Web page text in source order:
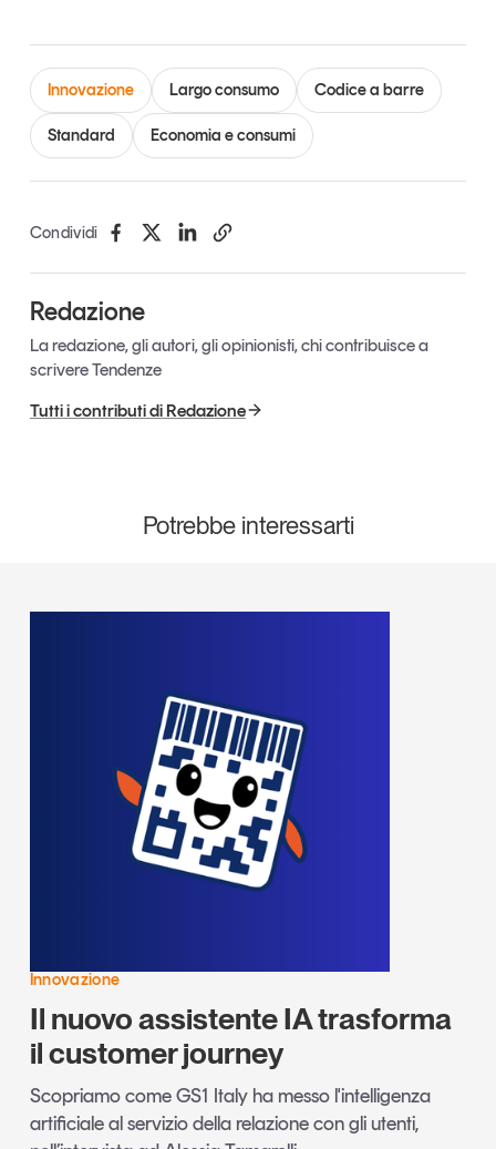
Innovazione Largo consumo Codice a barre
Standard Economia e consumi
Condividi
Redazione
La redazione, gli autori, gli opinionisti, chi contribuisce a
scrivere Tendenze
Tutti i contributi di Redazione
Potrebbe interessarti
Innovazione
Il nuovo assistente IA trasforma
il customer journey
Scopriamo come GS1 Italy ha messo l'intelligenza
artificiale al servizio della relazione con gli utenti,